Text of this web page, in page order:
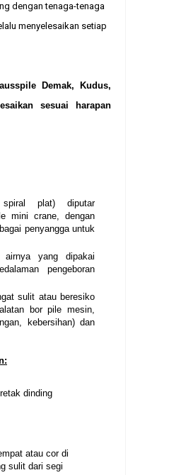
dengan tenaga-tenaga
menyelesaikan setiap
Demak, Kudus,
sesuai harapan
plat) diputar
mini crane, dengan
penyangga untuk
yang dipakai
pengeboran
sulit atau beresiko
bor pile mesin,
kebersihan) dan
dinding
atau cor di
sulit dari segi